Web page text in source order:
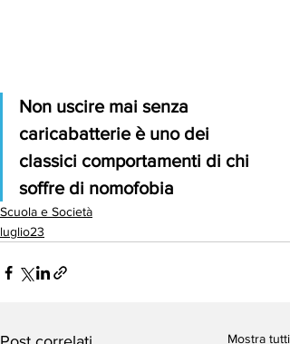
Non uscire mai senza
caricabatterie è uno dei
classici comportamenti di chi
soffre di nomofobia
Scuola e Società
luglio23
Mostra tutti